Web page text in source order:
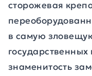
сторожевая
в самую
знаменитость